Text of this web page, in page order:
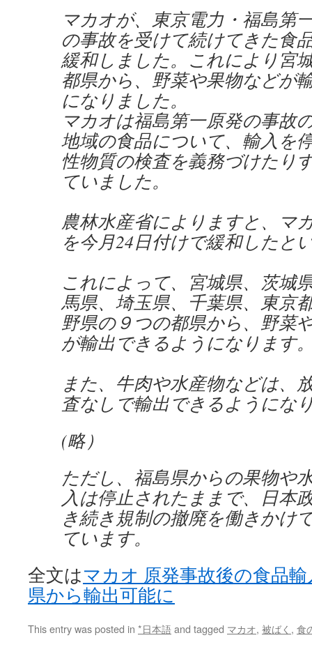
マカオが、東京電力・福島第
の事故を受けて続けてきた食
緩和しました。これにより宮
都県から、野菜や果物などが
になりました。
マカオは福島第一原発の事故
地域の食品について、輸入を
性物質の検査を義務づけたり
ていました。
農林水産省によりますと、マ
を今月24日付けで緩和したと
これによって、宮城県、茨城
馬県、埼玉県、千葉県、東京
野県の９つの都県から、野菜
が輸出できるようになります
また、牛肉や水産物などは、
査なしで輸出できるようにな
(略）
ただし、福島県からの果物や
入は停止されたままで、日本
き続き規制の撤廃を働きかけ
ています。
全文はマカオ 原発事故後の食品
県から輸出可能に
This entry was posted in *日本語and tagged マカオ, 被ばく , 食